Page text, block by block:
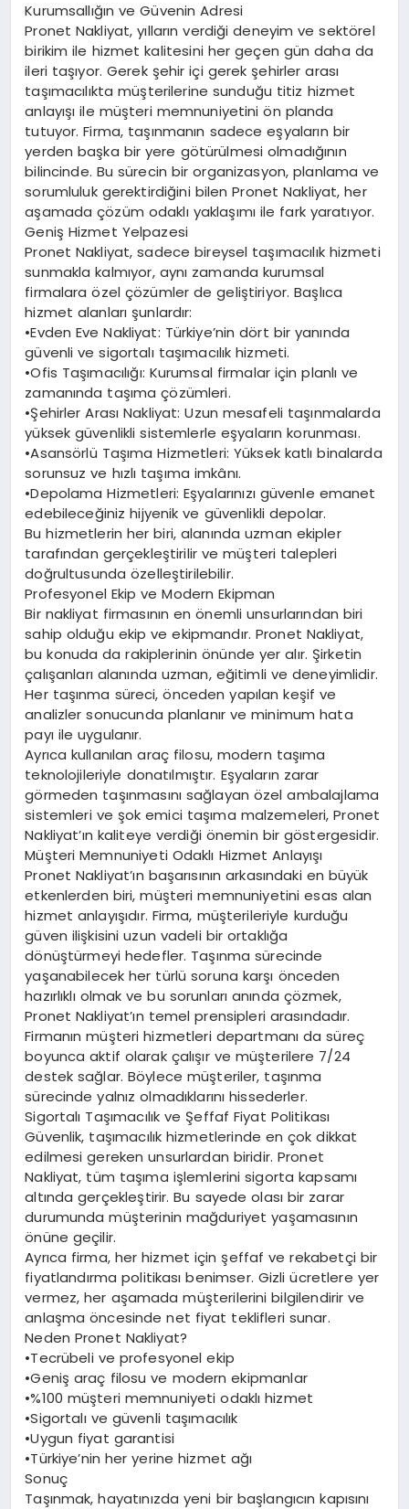
Kurumsallığın ve Güvenin Adresi
Pronet Nakliyat, yılların verdiği deneyim ve sektörel
birikim ile hizmet kalitesini her geçen gün daha da
ileri taşıyor. Gerek şehir içi gerek şehirler arası
taşımacılıkta müşterilerine sunduğu titiz hizmet
anlayışı ile müşteri memnuniyetini ön planda
tutuyor. Firma, taşınmanın sadece eşyaların bir
yerden başka bir yere götürülmesi olmadığının
bilincinde. Bu sürecin bir organizasyon, planlama ve
sorumluluk gerektirdiğini bilen Pronet Nakliyat, her
aşamada çözüm odaklı yaklaşımı ile fark yaratıyor.
Geniş Hizmet Yelpazesi
Pronet Nakliyat, sadece bireysel taşımacılık hizmeti
sunmakla kalmıyor, aynı zamanda kurumsal
firmalara özel çözümler de geliştiriyor. Başlıca
hizmet alanları şunlardır:
•Evden Eve Nakliyat: Türkiye’nin dört bir yanında
güvenli ve sigortalı taşımacılık hizmeti.
•Ofis Taşımacılığı: Kurumsal firmalar için planlı ve
zamanında taşıma çözümleri.
•Şehirler Arası Nakliyat: Uzun mesafeli taşınmalarda
yüksek güvenlikli sistemlerle eşyaların korunması.
•Asansörlü Taşıma Hizmetleri: Yüksek katlı binalarda
sorunsuz ve hızlı taşıma imkânı.
•Depolama Hizmetleri: Eşyalarınızı güvenle emanet
edebileceğiniz hijyenik ve güvenlikli depolar.
Bu hizmetlerin her biri, alanında uzman ekipler
tarafından gerçekleştirilir ve müşteri talepleri
doğrultusunda özelleştirilebilir.
Profesyonel Ekip ve Modern Ekipman
Bir nakliyat firmasının en önemli unsurlarından biri
sahip olduğu ekip ve ekipmandır. Pronet Nakliyat,
bu konuda da rakiplerinin önünde yer alır. Şirketin
çalışanları alanında uzman, eğitimli ve deneyimlidir.
Her taşınma süreci, önceden yapılan keşif ve
analizler sonucunda planlanır ve minimum hata
payı ile uygulanır.
Ayrıca kullanılan araç filosu, modern taşıma
teknolojileriyle donatılmıştır. Eşyaların zarar
görmeden taşınmasını sağlayan özel ambalajlama
sistemleri ve şok emici taşıma malzemeleri, Pronet
Nakliyat’ın kaliteye verdiği önemin bir göstergesidir.
Müşteri Memnuniyeti Odaklı Hizmet Anlayışı
Pronet Nakliyat’ın başarısının arkasındaki en büyük
etkenlerden biri, müşteri memnuniyetini esas alan
hizmet anlayışıdır. Firma, müşterileriyle kurduğu
güven ilişkisini uzun vadeli bir ortaklığa
dönüştürmeyi hedefler. Taşınma sürecinde
yaşanabilecek her türlü soruna karşı önceden
hazırlıklı olmak ve bu sorunları anında çözmek,
Pronet Nakliyat’ın temel prensipleri arasındadır.
Firmanın müşteri hizmetleri departmanı da süreç
boyunca aktif olarak çalışır ve müşterilere 7/24
destek sağlar. Böylece müşteriler, taşınma
sürecinde yalnız olmadıklarını hissederler.
Sigortalı Taşımacılık ve Şeffaf Fiyat Politikası
Güvenlik, taşımacılık hizmetlerinde en çok dikkat
edilmesi gereken unsurlardan biridir. Pronet
Nakliyat, tüm taşıma işlemlerini sigorta kapsamı
altında gerçekleştirir. Bu sayede olası bir zarar
durumunda müşterinin mağduriyet yaşamasının
önüne geçilir.
Ayrıca firma, her hizmet için şeffaf ve rekabetçi bir
fiyatlandırma politikası benimser. Gizli ücretlere yer
vermez, her aşamada müşterilerini bilgilendirir ve
anlaşma öncesinde net fiyat teklifleri sunar.
Neden Pronet Nakliyat?
•Tecrübeli ve profesyonel ekip
•Geniş araç filosu ve modern ekipmanlar
•%100 müşteri memnuniyeti odaklı hizmet
•Sigortalı ve güvenli taşımacılık
•Uygun fiyat garantisi
•Türkiye’nin her yerine hizmet ağı
Sonuç
Taşınmak, hayatınızda yeni bir başlangıcın kapısını